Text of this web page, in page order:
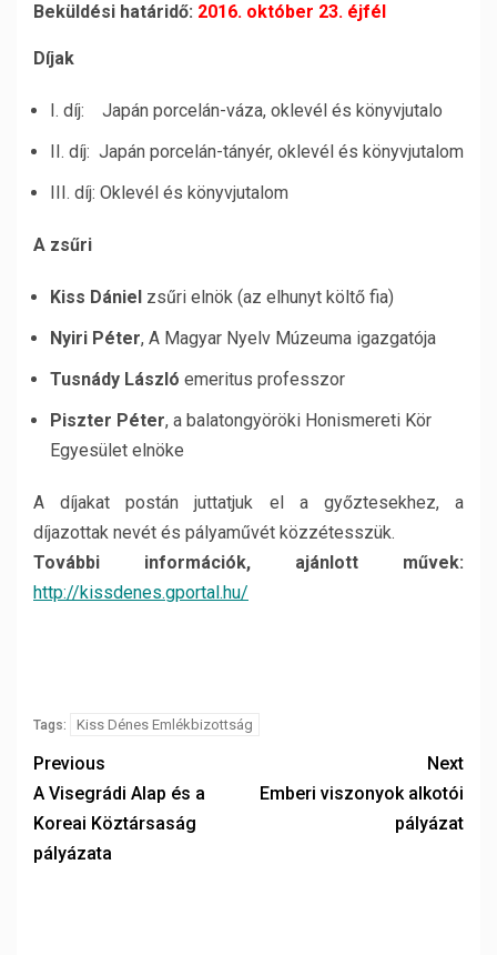
Beküldési határidő: 2016. október 23. éjfél
Díjak
I. díj: Japán porcelán-váza, oklevél és könyvjutalo
II. díj: Japán porcelán-tányér, oklevél és könyvjutalom
III. díj: Oklevél és könyvjutalom
A zsűri
Kiss Dániel zsűri elnök (az elhunyt költő fia)
Nyiri Péter, A Magyar Nyelv Múzeuma igazgatója
Tusnády László emeritus professzor
Piszter Péter, a balatongyöröki Honismereti Kör
Egyesület elnöke
A díjakat postán juttatjuk el a győztesekhez, a
díjazottak nevét és pályaművét közzétesszük.
További információk, ajánlott művek:
http://kissdenes.gportal.hu/
Tags: Kiss Dénes Emlékbizottság
Previous
A Visegrádi Alap és a
Koreai Köztársaság
pályázata
Next
Emberi viszonyok alkotói
pályázat